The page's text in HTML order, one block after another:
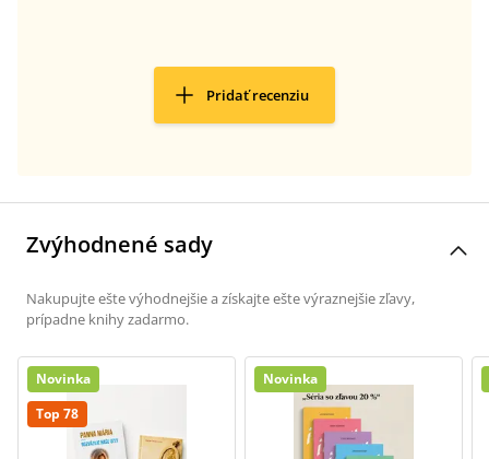
Pridať recenziu
Zvýhodnené sady
Nakupujte ešte výhodnejšie a získajte ešte výraznejšie zľavy,
prípadne knihy zadarmo.
Novinka
Top 78
Novinka